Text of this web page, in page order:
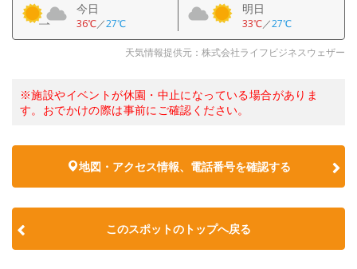
今日
36℃／27℃
明日
33℃／27℃
天気情報提供元：株式会社ライフビジネスウェザー
※施設やイベントが休園・中止になっている場合がありま
す。おでかけの際は事前にご確認ください。
地図・アクセス情報、電話番号を確認する
このスポットのトップへ戻る